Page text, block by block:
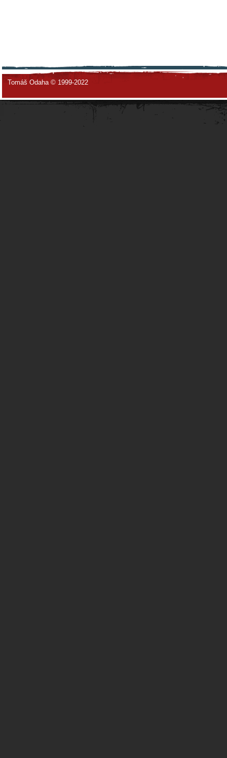
Tomáš Odaha © 1999-2022